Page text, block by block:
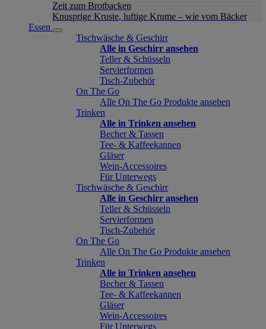
Zeit zum Brotbacken
Knusprige Kruste, luftige Krume – wie vom Bäcker
Essen
Tischwäsche & Geschirr
Alle in Geschirr ansehen
Teller & Schüsseln
Servierformen
Tisch-Zubehör
On The Go
Alle On The Go Produkte ansehen
Trinken
Alle in Trinken ansehen
Becher & Tassen
Tee- & Kaffeekannen
Gläser
Wein-Accessoires
Für Unterwegs
Tischwäsche & Geschirr
Alle in Geschirr ansehen
Teller & Schüsseln
Servierformen
Tisch-Zubehör
On The Go
Alle On The Go Produkte ansehen
Trinken
Alle in Trinken ansehen
Becher & Tassen
Tee- & Kaffeekannen
Gläser
Wein-Accessoires
Für Unterwegs